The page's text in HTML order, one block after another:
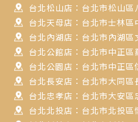
台北松山店：台北市松山
台北天母店：台北市士林
台北內湖店：台北市內湖
台北公館店：台北市中正
台北公園店：台北市中正區
台北長安店：台北市大同區
台北忠孝店：台北市大安
台北北投店：台北市北投區